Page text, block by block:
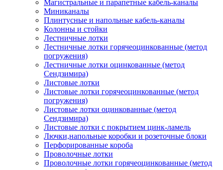
Магистральные и парапетные кабель-каналы
Миниканалы
Плинтусные и напольные кабель-каналы
Колонны и стойки
Лестничные лотки
Лестничные лотки горячеоцинкованные (метод
погружения)
Лестничные лотки оцинкованные (метод
Сендзимира)
Листовые лотки
Листовые лотки горячеоцинкованные (метод
погружения)
Листовые лотки оцинкованные (метод
Сендзимира)
Листовые лотки с покрытием цинк-ламель
Лючки,напольные коробки и розеточные блоки
Перфорированные короба
Проволочные лотки
Проволочные лотки горячеоцинкованные (метод